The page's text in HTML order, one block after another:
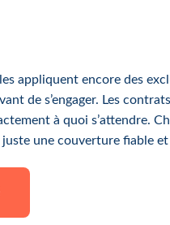
appliquent encore des
de s’engager. Les
à quoi s’attendre.
une couverture fiable